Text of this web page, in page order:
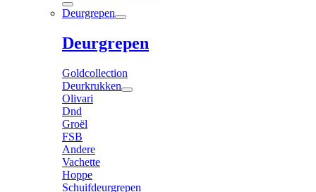
Deurgrepen
Deurgrepen
Goldcollection
Deurkrukken
Olivari
Dnd
Groël
FSB
Andere
Vachette
Hoppe
Schuifdeurgrepen